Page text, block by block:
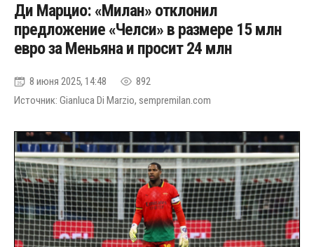
Ди Марцио: «Милан» отклонил
предложение «Челси» в размере 15 млн
евро за Меньяна и просит 24 млн
8 июня 2025, 14:48
892
Источник: Gianluca Di Marzio, sempremilan.com